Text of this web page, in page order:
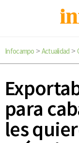
Infocampo > Actualidad >
para
les